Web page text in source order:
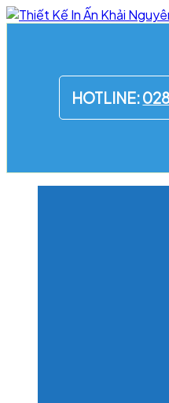
Skip
HOTLINE: